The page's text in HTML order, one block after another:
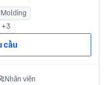
Molding
+3
cầu
Nhân viên